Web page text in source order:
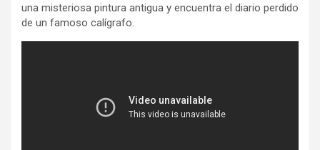
una misteriosa pintura antigua y encuentra el diario perdido
de un famoso calígrafo.